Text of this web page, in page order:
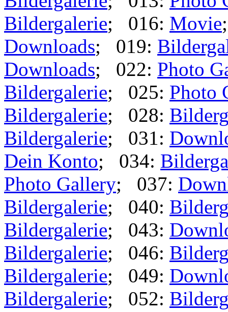
Bildergalerie; 016: Movie
Downloads; 019:
Downloads; 022: Photo
Bildergalerie; 025: Photo
Bildergalerie; 028:
Bildergalerie; 031:
Dein Konto; 034:
Photo Gallery; 037:
Bildergalerie; 040:
Bildergalerie; 043:
Bildergalerie; 046:
Bildergalerie; 049:
Bildergalerie; 052: